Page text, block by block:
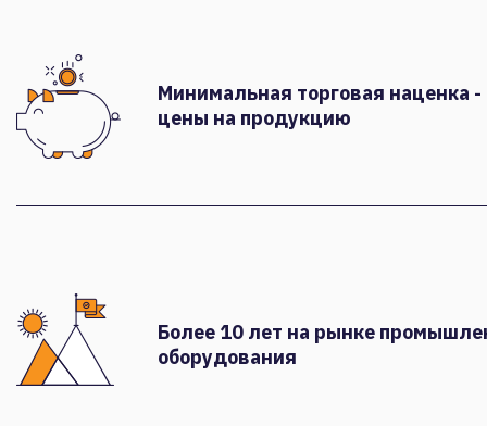
Минимальная торговая наценка
цены на продукцию
Более 10 лет на рынке
оборудования